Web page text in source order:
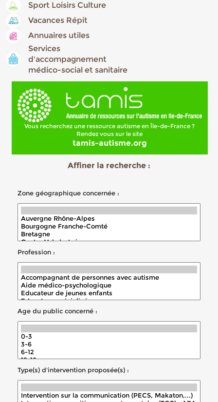
Sport Loisirs Culture
Vacances Répit
Annuaires utiles
Services
d'accompagnement
médico-social et sanitaire
Vous recherchez une ressource autisme en Île-de-France ?
Rendez vous sur le site
tamis-autisme.org
Affiner la recherche :
Zone géographique concernée :
Profession :
Age du public concerné :
Type(s) d'intervention proposée(s) :